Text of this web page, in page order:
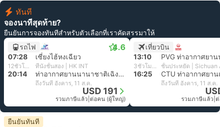
ทันที
จองนาทีสุดท้าย?
ยืนยันการจองทันทีสำหรับตัวเลือกที่เราคัดสรรมาให้
รถไฟ
4.6
07:28 เซี่ยงไฮ้หงเฉียว
12ชั่วโมง 46นาที ที่นั่งชั้นสอง | HK INT
20:14 ท่าอากาศยานนานาชาติเฉิงตูซวงหลิว, เฉิงตู สนามบิน
ถึงวันที่ อังคาร, 11 ส.ค.
USD 191
รวมภาษีแล้ว ต่อคน (ผู้ใหญ่)
เที่ยวบิน
13:10
3ชั่วโมง 15นาที ชั้นประหยัด | Sichuan
16:25 CTU ท่าอากาศยาน
ถึงวันที่ อังคาร, 11 ส.ค.
รวมภาษีแล้ว
ยืนยันทันที